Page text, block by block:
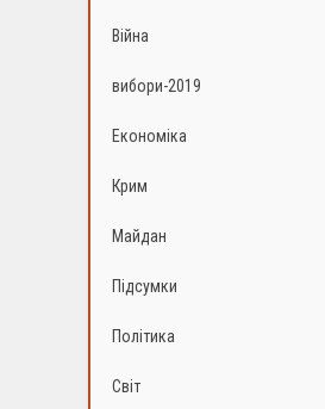
Війна
вибори-2019
Економіка
Крим
Майдан
Підсумки
Політика
Світ